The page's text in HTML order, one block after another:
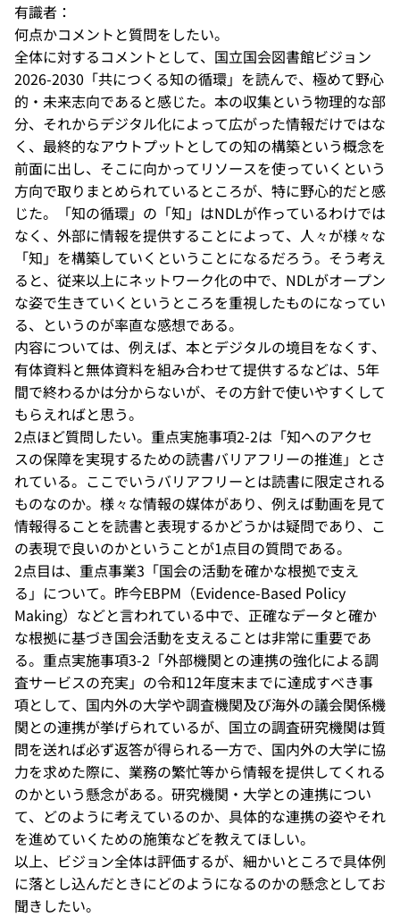
有識者：
何点かコメントと質問をしたい。
全体に対するコメントとして、国立国会図書館ビジョン
2026-2030「共につくる知の循環」を読んで、極めて野心
的・未来志向であると感じた。本の収集という物理的な部
分、それからデジタル化によって広がった情報だけではな
く、最終的なアウトプットとしての知の構築という概念を
前面に出し、そこに向かってリソースを使っていくという
方向で取りまとめられているところが、特に野心的だと感
じた。「知の循環」の「知」はNDLが作っているわけでは
なく、外部に情報を提供することによって、人々が様々な
「知」を構築していくということになるだろう。そう考え
ると、従来以上にネットワーク化の中で、NDLがオープン
な姿で生きていくというところを重視したものになってい
る、というのが率直な感想である。
内容については、例えば、本とデジタルの境目をなくす、
有体資料と無体資料を組み合わせて提供するなどは、5年
間で終わるかは分からないが、その方針で使いやすくして
もらえればと思う。
2点ほど質問したい。重点実施事項2-2は「知へのアクセ
スの保障を実現するための読書バリアフリーの推進」とさ
れている。ここでいうバリアフリーとは読書に限定される
ものなのか。様々な情報の媒体があり、例えば動画を見て
情報得ることを読書と表現するかどうかは疑問であり、こ
の表現で良いのかということが1点目の質問である。
2点目は、重点事業3「国会の活動を確かな根拠で支え
る」について。昨今EBPM（Evidence-Based Policy
Making）などと言われている中で、正確なデータと確か
な根拠に基づき国会活動を支えることは非常に重要であ
る。重点実施事項3-2「外部機関との連携の強化による調
査サービスの充実」の令和12年度末までに達成すべき事
項として、国内外の大学や調査機関及び海外の議会関係機
関との連携が挙げられているが、国立の調査研究機関は質
問を送れば必ず返答が得られる一方で、国内外の大学に協
力を求めた際に、業務の繁忙等から情報を提供してくれる
のかという懸念がある。研究機関・大学との連携につい
て、どのように考えているのか、具体的な連携の姿やそれ
を進めていくための施策などを教えてほしい。
以上、ビジョン全体は評価するが、細かいところで具体例
に落とし込んだときにどのようになるのかの懸念としてお
聞きしたい。